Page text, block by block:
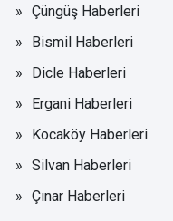
Çüngüş Haberleri
Bismil Haberleri
Dicle Haberleri
Ergani Haberleri
Kocaköy Haberleri
Silvan Haberleri
Çınar Haberleri